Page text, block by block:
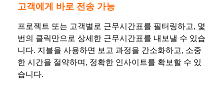
고객에게 바로 전송 가능
프로젝트 또는 고객별로 근무시간표를 필터링하고, 몇
번의 클릭만으로 상세한 근무시간표를 내보낼 수 있습
니다. 지블을 사용하면 보고 과정을 간소화하고, 소중
한 시간을 절약하며, 정확한 인사이트를 확보할 수 있
습니다.